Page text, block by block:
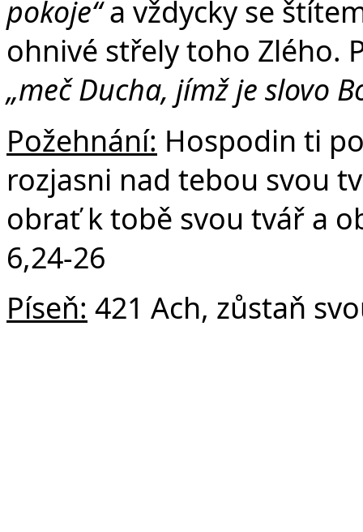
pokoje“a vždycky se
ohnivé střely toho Zlého.
„meč Ducha, jímž je slovo
Požehnání: Hospodin ti
rozjasni nad tebou svou
obrať k tobě svou tvář a
6,24-26
Píseň: 421 Ach, zůstaň